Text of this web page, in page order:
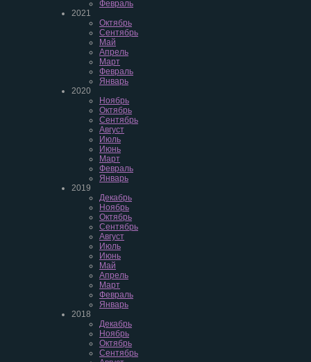
Февраль
2021
Октябрь
Сентябрь
Май
Апрель
Март
Февраль
Январь
2020
Ноябрь
Октябрь
Сентябрь
Август
Июль
Июнь
Март
Февраль
Январь
2019
Декабрь
Ноябрь
Октябрь
Сентябрь
Август
Июль
Июнь
Май
Апрель
Март
Февраль
Январь
2018
Декабрь
Ноябрь
Октябрь
Сентябрь